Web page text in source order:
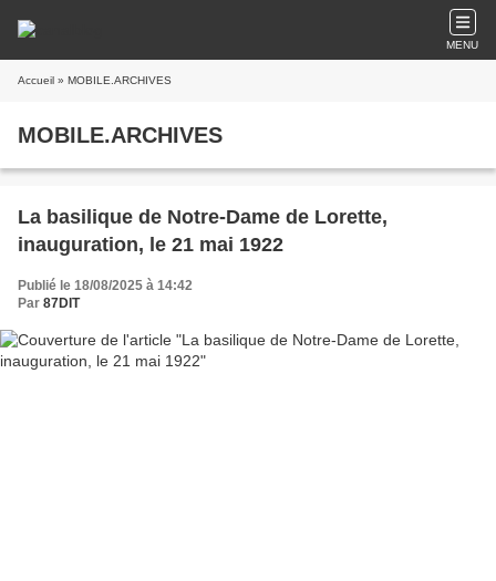
MENU
Accueil » MOBILE.ARCHIVES
MOBILE.ARCHIVES
La basilique de Notre-Dame de Lorette,
inauguration, le 21 mai 1922
Publié le 18/08/2025 à 14:42
Par 87DIT